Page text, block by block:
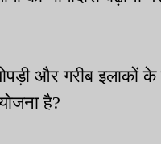
और गरीब इलाकों के
है?